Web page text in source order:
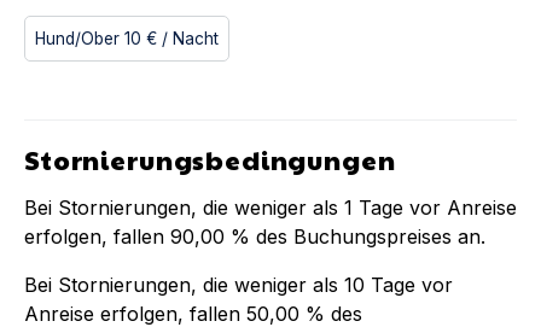
Hund/Ober 10 € / Nacht
Stornierungsbedingungen
Bei Stornierungen, die weniger als 1 Tage vor Anreise
erfolgen, fallen 90,00 % des Buchungspreises an.
Bei Stornierungen, die weniger als 10 Tage vor
Anreise erfolgen, fallen 50,00 % des